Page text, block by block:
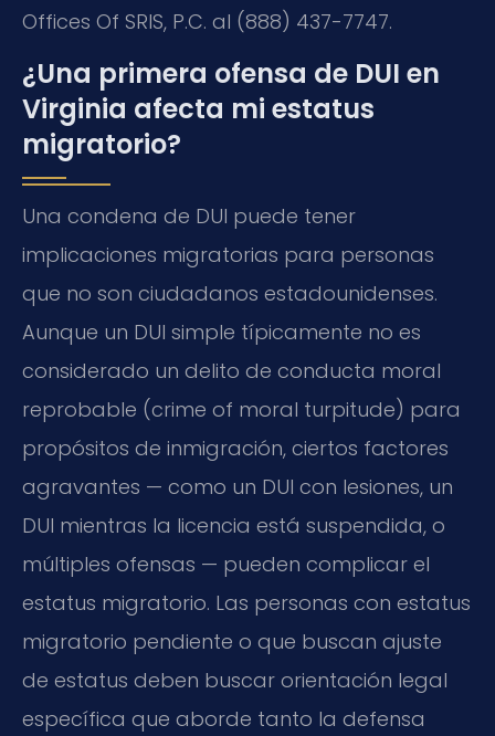
Offices Of SRIS, P.C. al (888) 437-7747.
¿Una primera ofensa de DUI en
Virginia afecta mi estatus
migratorio?
Una condena de DUI puede tener
implicaciones migratorias para personas
que no son ciudadanos estadounidenses.
Aunque un DUI simple típicamente no es
considerado un delito de conducta moral
reprobable (crime of moral turpitude) para
propósitos de inmigración, ciertos factores
agravantes — como un DUI con lesiones, un
DUI mientras la licencia está suspendida, o
múltiples ofensas — pueden complicar el
estatus migratorio. Las personas con estatus
migratorio pendiente o que buscan ajuste
de estatus deben buscar orientación legal
específica que aborde tanto la defensa